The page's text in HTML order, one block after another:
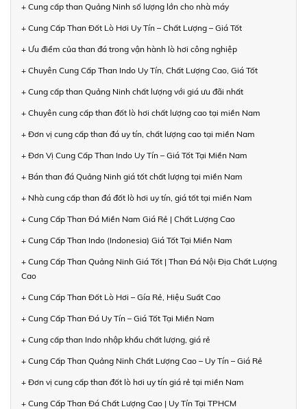
+ Cung cấp than Quảng Ninh số lượng lớn cho nhà máy
+ Cung Cấp Than Đốt Lò Hơi Uy Tín – Chất Lượng – Giá Tốt
+ Ưu điểm của than đá trong vận hành lò hơi công nghiệp
+ Chuyên Cung Cấp Than Indo Uy Tín, Chất Lượng Cao, Giá Tốt
+ Cung cấp than Quảng Ninh chất lượng với giá ưu đãi nhất
+ Chuyên cung cấp than đốt lò hơi chất lượng cao tại miền Nam
+ Đơn vị cung cấp than đá uy tín, chất lượng cao tại miền Nam
+ Đơn Vị Cung Cấp Than Indo Uy Tín – Giá Tốt Tại Miền Nam
+ Bán than đá Quảng Ninh giá tốt chất lượng tại miền Nam
+ Nhà cung cấp than đá đốt lò hơi uy tín, giá tốt tại miền Nam
+ Cung Cấp Than Đá Miền Nam Giá Rẻ | Chất Lượng Cao
+ Cung Cấp Than Indo (Indonesia) Giá Tốt Tại Miền Nam
+ Cung Cấp Than Quảng Ninh Giá Tốt | Than Đá Nội Địa Chất Lượng
Cao
+ Cung Cấp Than Đốt Lò Hơi – Gía Rẻ, Hiệu Suất Cao
+ Cung Cấp Than Đá Uy Tín – Giá Tốt Tại Miền Nam
+ Cung cấp than Indo nhập khẩu chất lượng, giá rẻ
+ Cung Cấp Than Quảng Ninh Chất Lượng Cao – Uy Tín – Giá Rẻ
+ Đơn vị cung cấp than đốt lò hơi uy tín giá rẻ tại miền Nam
+ Cung Cấp Than Đá Chất Lượng Cao | Uy Tín Tại TPHCM